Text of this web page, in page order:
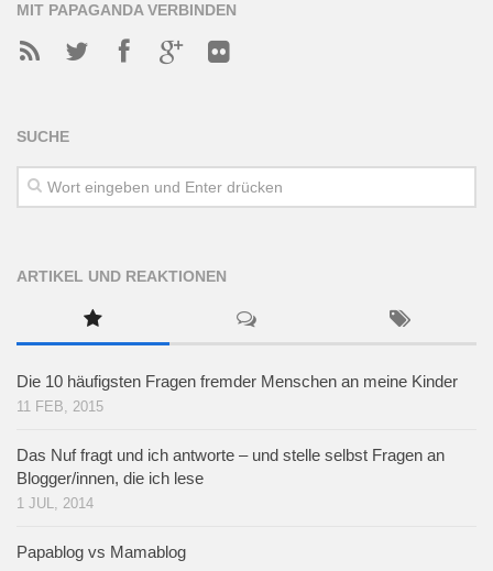
MIT PAPAGANDA VERBINDEN
SUCHE
ARTIKEL UND REAKTIONEN
Die 10 häufigsten Fragen fremder Menschen an meine Kinder
11 FEB, 2015
Das Nuf fragt und ich antworte – und stelle selbst Fragen an
Blogger/innen, die ich lese
1 JUL, 2014
Papablog vs Mamablog